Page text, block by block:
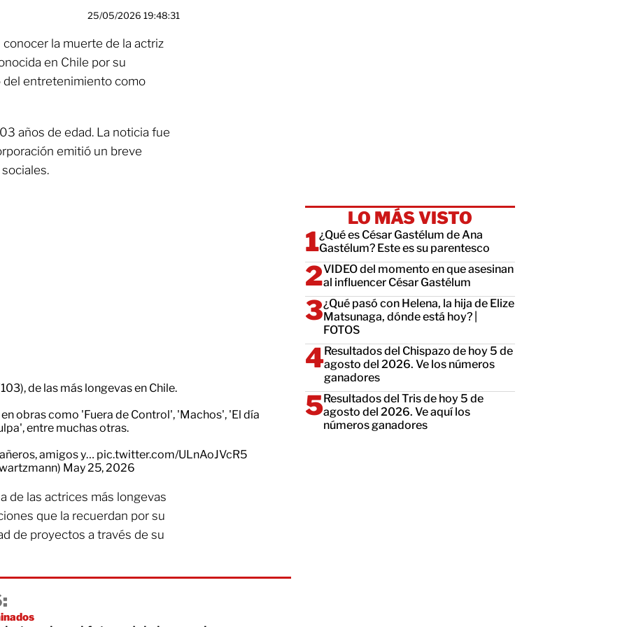
25/05/2026 19:48:31
la muerte de la actriz
en Chile por su
entretenimiento como
años de edad. La noticia fue
emitió un breve
de las más longevas en Chile.
obras como 'Fuera de Control', 'Machos', 'El día
entre muchas otras.
amigos y… pic.twitter.com/ULnAoJVcR5
May 25, 2026
de las actrices más longevas
que la recuerdan por su
de proyectos a través de su
LO MÁS VISTO
¿Qué es César Gastélum de Ana
Gastélum? Este es su parentesco
VIDEO del momento en que asesinan
al influencer César Gastélum
¿Qué pasó con Helena, la hija de Elize
Matsunaga, dónde está hoy? |
FOTOS
Resultados del Chispazo de hoy 5 de
agosto del 2026. Ve los números
ganadores
Resultados del Tris de hoy 5 de
agosto del 2026. Ve aquí los
números ganadores